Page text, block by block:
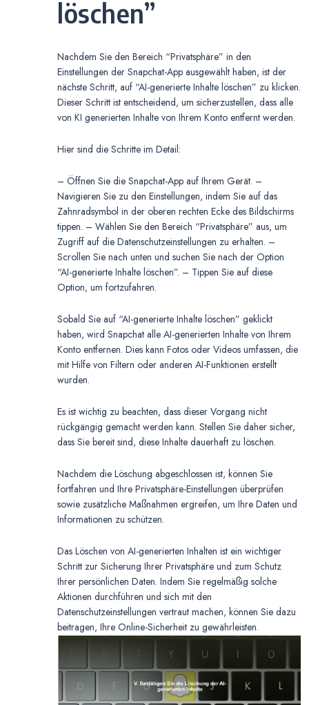
löschen”
Nachdem Sie den Bereich “Privatsphäre” in den
Einstellungen der Snapchat-App ausgewählt haben, ist der
nächste Schritt, auf “AI-generierte Inhalte löschen” zu klicken.
Dieser Schritt ist entscheidend, um sicherzustellen, dass alle
von KI generierten Inhalte von Ihrem Konto entfernt werden.
Hier sind die Schritte im Detail:
– Öffnen Sie die Snapchat-App auf Ihrem Gerät. –
Navigieren Sie zu den Einstellungen, indem Sie auf das
Zahnradsymbol in der oberen rechten Ecke des Bildschirms
tippen. – Wählen Sie den Bereich “Privatsphäre” aus, um
Zugriff auf die Datenschutzeinstellungen zu erhalten. –
Scrollen Sie nach unten und suchen Sie nach der Option
“AI-generierte Inhalte löschen”. – Tippen Sie auf diese
Option, um fortzufahren.
Sobald Sie auf “AI-generierte Inhalte löschen” geklickt
haben, wird Snapchat alle AI-generierten Inhalte von Ihrem
Konto entfernen. Dies kann Fotos oder Videos umfassen, die
mit Hilfe von Filtern oder anderen AI-Funktionen erstellt
wurden.
Es ist wichtig zu beachten, dass dieser Vorgang nicht
rückgängig gemacht werden kann. Stellen Sie daher sicher,
dass Sie bereit sind, diese Inhalte dauerhaft zu löschen.
Nachdem die Löschung abgeschlossen ist, können Sie
fortfahren und Ihre Privatsphäre-Einstellungen überprüfen
sowie zusätzliche Maßnahmen ergreifen, um Ihre Daten und
Informationen zu schützen.
Das Löschen von AI-generierten Inhalten ist ein wichtiger
Schritt zur Sicherung Ihrer Privatsphäre und zum Schutz
Ihrer persönlichen Daten. Indem Sie regelmäßig solche
Aktionen durchführen und sich mit den
Datenschutzeinstellungen vertraut machen, können Sie dazu
beitragen, Ihre Online-Sicherheit zu gewährleisten.